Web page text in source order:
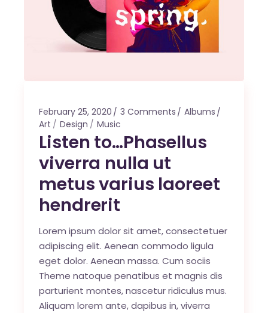
February 25, 2020 3 Comments
Albums
Art
Design Music
Listen to…Phasellus
viverra nulla ut
metus varius laoreet
hendrerit
Lorem ipsum dolor sit amet, consectetuer
adipiscing elit. Aenean commodo ligula
eget dolor. Aenean massa. Cum sociis
Theme natoque penatibus et magnis dis
parturient montes, nascetur ridiculus mus.
Aliquam lorem ante, dapibus in, viverra